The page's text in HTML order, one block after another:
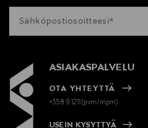
ASIAKASPALVELU
OTA YHTEYTTÄ
+358 9 1211(pvm/mpm)
USEIN KYSYTTYÄ